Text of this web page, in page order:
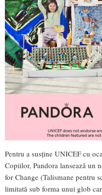
Pentru a susține UNICEF cu
Copiilor, Pandora lansează un
for Change (Talismane pentru
limitată sub forma unui glob